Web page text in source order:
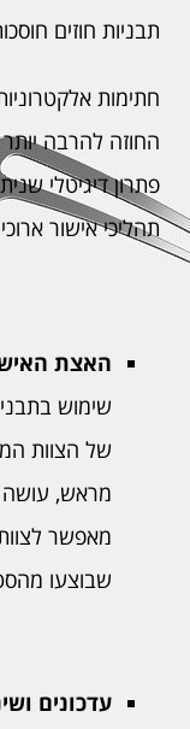
תבניות חוזים
חתימות
החוזה להרבה
פתרון דיגיטלי
תהליכי אישור
האצת
שימוש
של הצוות
מראש, עושה
מאפשר
שבוצעו
עדכונים